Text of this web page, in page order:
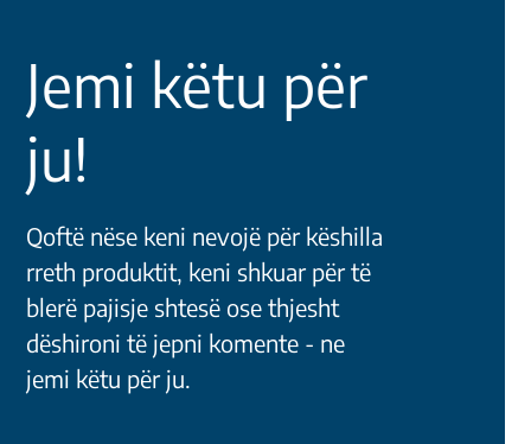
Jemi këtu për
ju!
Qoftë nëse keni nevojë për këshilla
rreth produktit, keni shkuar për të
blerë pajisje shtesë ose thjesht
dëshironi të jepni komente - ne
jemi këtu për ju.